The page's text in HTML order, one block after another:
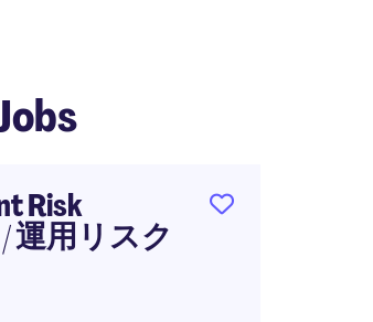
Risk
運用リスク